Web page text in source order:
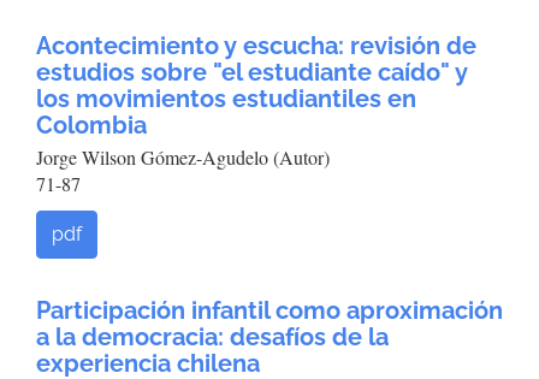
Acontecimiento y escucha: revisión de
estudios sobre "el estudiante caído" y
los movimientos estudiantiles en
Colombia
Jorge Wilson Gómez-Agudelo (Autor)
71-87
pdf
Participación infantil como aproximación
a la democracia: desafíos de la
experiencia chilena